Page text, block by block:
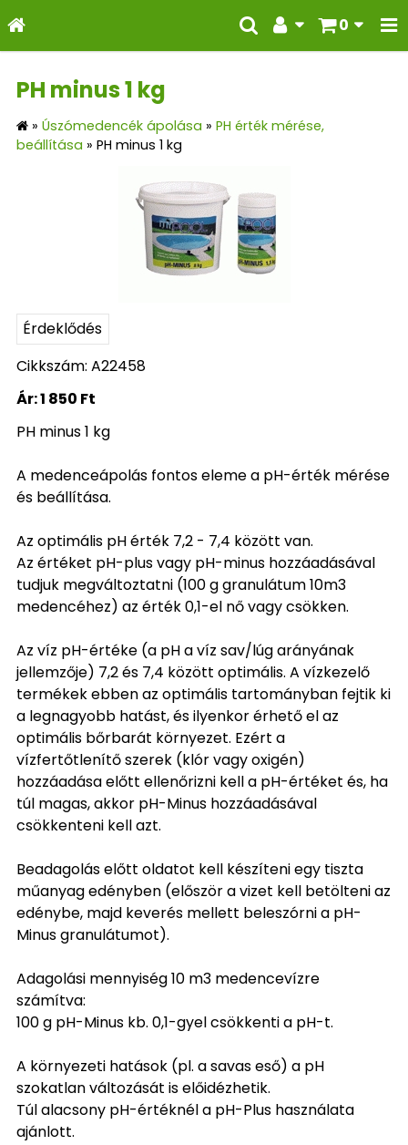
0
PH minus 1 kg
» Úszómedencék ápolása » PH érték mérése,
beállítása » PH minus 1 kg
Érdeklődés
Cikkszám: A22458
Ár:1 850 Ft
PH minus 1 kg
A medenceápolás fontos eleme a pH-érték mérése
és beállítása.
Az optimális pH érték 7,2 - 7,4 között van.
Az értéket pH-plus vagy pH-minus hozzáadásával
tudjuk megváltoztatni (100 g granulátum 10m3
medencéhez) az érték 0,1-el nő vagy csökken.
Az víz pH-értéke (a pH a víz sav/lúg arányának
jellemzője) 7,2 és 7,4 között optimális. A vízkezelő
termékek ebben az optimális tartományban fejtik ki
a legnagyobb hatást, és ilyenkor érhető el az
optimális bőrbarát környezet. Ezért a
vízfertőtlenítő szerek (klór vagy oxigén)
hozzáadása előtt ellenőrizni kell a pH-értéket és, ha
túl magas, akkor pH-Minus hozzáadásával
csökkenteni kell azt.
Beadagolás előtt oldatot kell készíteni egy tiszta
műanyag edényben (először a vizet kell betölteni az
edénybe, majd keverés mellett beleszórni a pH-
Minus granulátumot).
Adagolási mennyiség 10 m3 medencevízre
számítva:
100 g pH-Minus kb. 0,1-gyel csökkenti a pH-t.
A környezeti hatások (pl. a savas eső) a pH
szokatlan változását is előidézhetik.
Túl alacsony pH-értéknél a pH-Plus használata
ajánlott.